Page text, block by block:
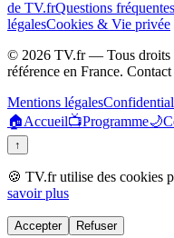
de TV.frQuestions fréquentes
légalesCookies & Vie privée
© 2026 TV.fr — Tous droits
référence en France. Contact
Mentions légales
🏠Accueil📺Programme🌙
↑
🍪 TV.fr utilise des cookies
savoir plus
Accepter Refuser